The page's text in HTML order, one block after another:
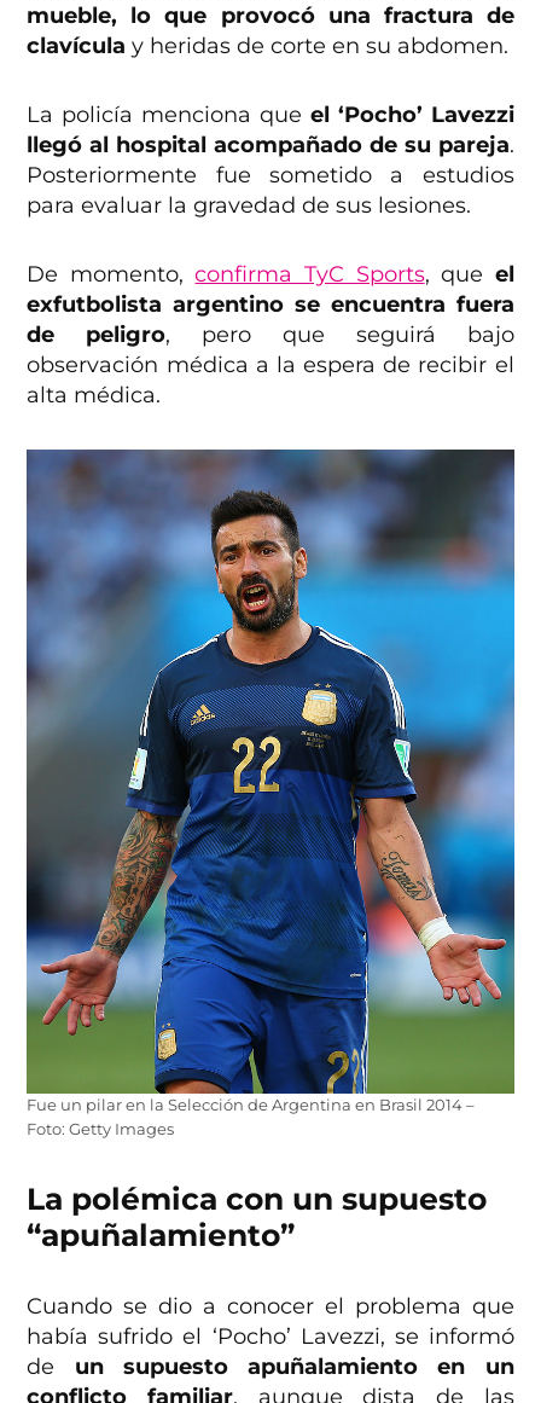
mueble, lo que provocó una fractura de
clavícula y heridas de corte en su abdomen.
La policía menciona que el ‘Pocho’ Lavezzi
llegó al hospital acompañado de su pareja.
Posteriormente fue sometido a estudios
para evaluar la gravedad de sus lesiones.
De momento,confirma TyC Sports, que el
exfutbolista argentino se encuentra fuera
de peligro, pero que seguirá bajo
observación médica a la espera de recibir el
alta médica.
Fue un pilar en la Selección de Argentina en Brasil 2014 –
Foto: Getty Images
La polémica con un supuesto
“apuñalamiento”
Cuando se dio a conocer el problema que
había sufrido el ‘Pocho’ Lavezzi, se informó
de un supuesto apuñalamiento en un
conflicto familiar, aunque dista de las